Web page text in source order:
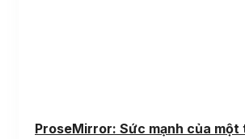
ProseMirror: Sức mạnh của